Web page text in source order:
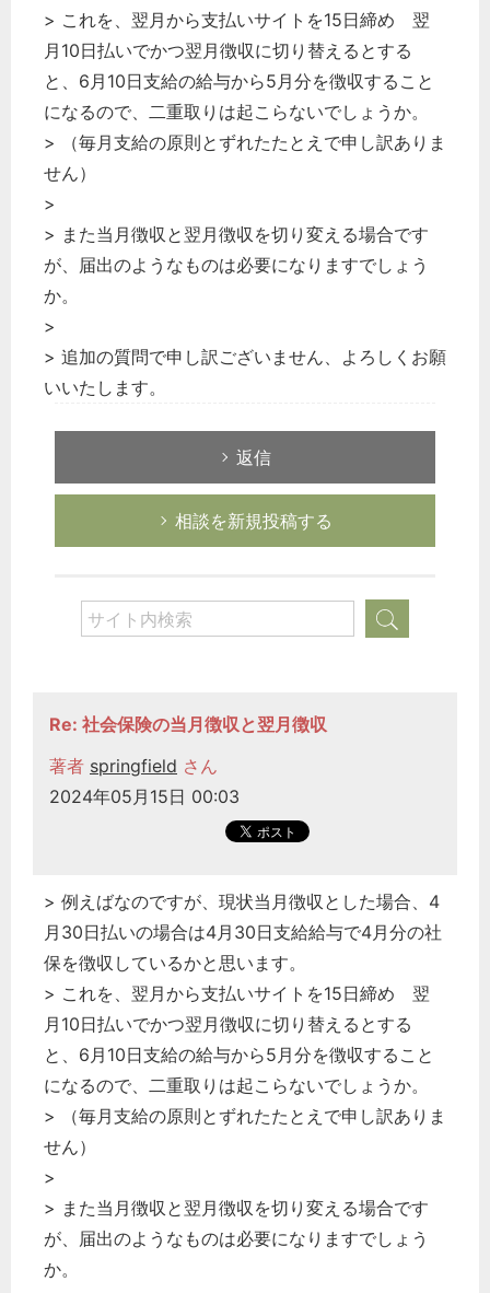
> これを、翌月から支払いサイトを15日締め 翌
月10日払いでかつ翌月徴収に切り替えるとする
と、6月10日支給の給与から5月分を徴収すること
になるので、二重取りは起こらないでしょうか。
> （毎月支給の原則とずれたたとえで申し訳ありま
せん）
>
> また当月徴収と翌月徴収を切り変える場合です
が、届出のようなものは必要になりますでしょう
か。
>
> 追加の質問で申し訳ございません、よろしくお願
いいたします。
返信
相談を新規投稿する
Re: 社会保険の当月徴収と翌月徴収
著者 springfield さん
2024年05月15日 00:03
> 例えばなのですが、現状当月徴収とした場合、4
月30日払いの場合は4月30日支給給与で4月分の社
保を徴収しているかと思います。
> これを、翌月から支払いサイトを15日締め 翌
月10日払いでかつ翌月徴収に切り替えるとする
と、6月10日支給の給与から5月分を徴収すること
になるので、二重取りは起こらないでしょうか。
> （毎月支給の原則とずれたたとえで申し訳ありま
せん）
>
> また当月徴収と翌月徴収を切り変える場合です
が、届出のようなものは必要になりますでしょう
か。